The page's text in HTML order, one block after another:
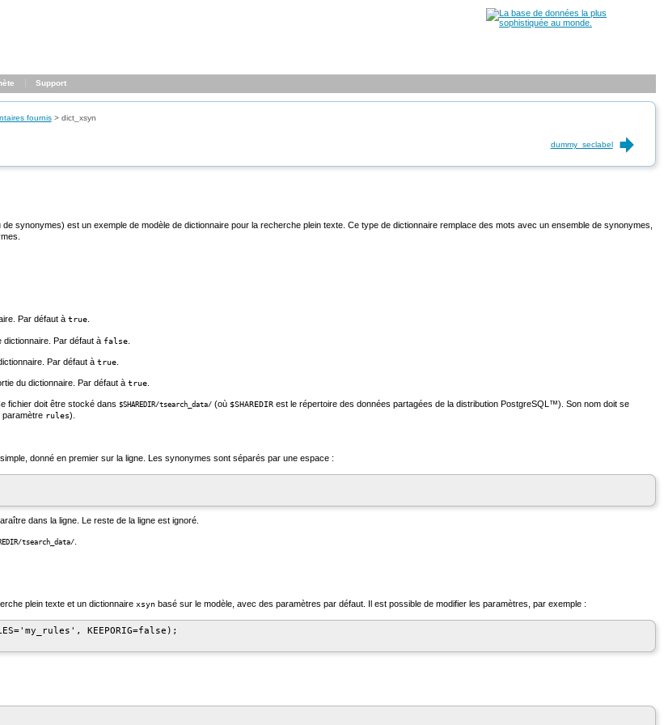
Support
fournis> dict_xsyn
dummy_seclabel
de synonymes) est un exemple de modèle de dictionnaire pour la recherche plein texte. Ce type de dictionnaire remplace des mots avec un ensemble de synonymes,
Par défaut à true
Par défaut à false
Par défaut à true
du dictionnaire. Par défaut à true
fichier doit être stocké dans $SHAREDIR/tsearch_data/ (où $SHAREDIR est le répertoire des données partagées de la distribution PostgreSQL ™). Son nom doit se
paramètre rules).
donné en premier sur la ligne. Les synonymes sont séparés par une espace :
dans la ligne. Le reste de la ligne est ignoré.
tsearch_data/
plein texte et un dictionnaire xsyn basé sur le modèle, avec des paramètres par défaut. Il est possible de modifier les paramètres, par exemple :
KEEPORIG=false);